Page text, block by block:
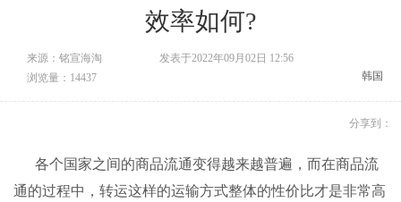
效率如何?
来源：铭宣海淘
发表于2022年09月02日 12:56
浏览量：14437
韩国
分享到：
各个国家之间的商品流通变得越来越普遍，而在商品流
通的过程中，转运这样的运输方式整体的性价比才是非常高